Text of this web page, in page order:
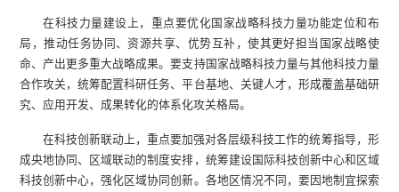
在科技力量建设上，重点要优化国家战略科技力量功能定位和布
局，推动任务协同、资源共享、优势互补，使其更好担当国家战略使
命、产出更多重大战略成果。要支持国家战略科技力量与其他科技力量
合作攻关，统筹配置科研任务、平台基地、关键人才，形成覆盖基础研
究、应用开发、成果转化的体系化攻关格局。
在科技创新联动上，重点要加强对各层级科技工作的统筹指导，形
成央地协同、区域联动的制度安排，统筹建设国际科技创新中心和区域
科技创新中心，强化区域协同创新。各地区情况不同，要因地制宜探索